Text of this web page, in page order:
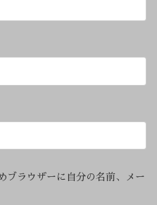
ブラウザーに自分の名前、メー